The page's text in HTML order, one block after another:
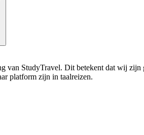
van StudyTravel. Dit betekent dat wij
platform zijn in taalreizen.